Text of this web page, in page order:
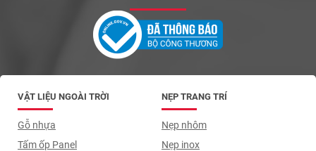
VẬT LIỆU NGOÀI TRỜI
Gỗ nhựa
Tấm ốp Panel
NẸP TRANG TRÍ
Nẹp nhôm
Nẹp inox